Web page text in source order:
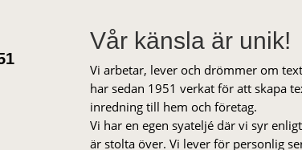
Vår känsla är unik!
Vi arbetar, lever och drömmer om
har sedan 1951 verkat för att skapa
inredning till hem och företag.
Vi har en egen syateljé där vi syr
är stolta över. Vi lever för personlig